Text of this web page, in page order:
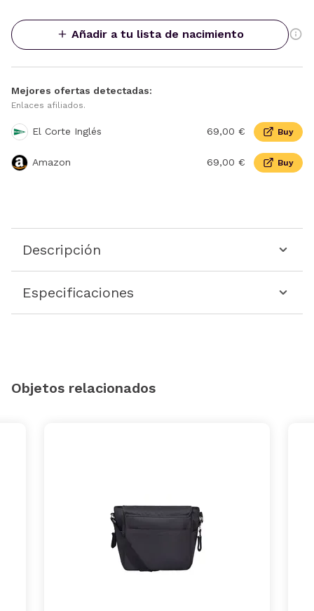
Añadir a tu lista de nacimiento
Mejores ofertas detectadas:
Enlaces afiliados.
El Corte Inglés 69,00 € Buy
Amazon 69,00 € Buy
Descripción
Especificaciones
Objetos relacionados